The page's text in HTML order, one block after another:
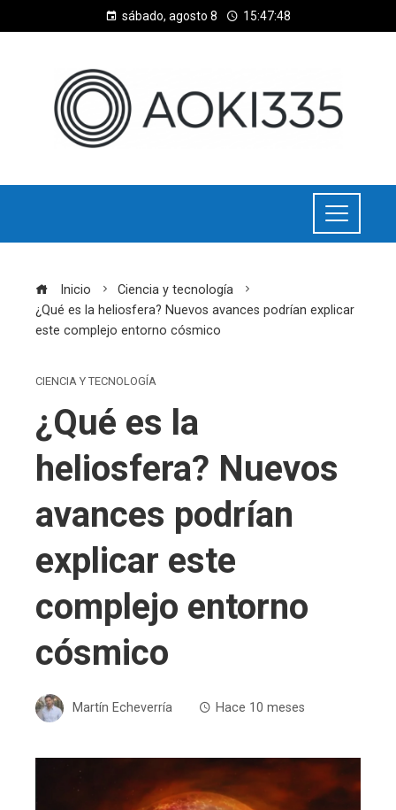
sábado, agosto 8 15:47:48
Inicio
Ciencia y tecnología
¿Qué es la heliosfera? Nuevos avances podrían explicar
este complejo entorno cósmico
CIENCIA Y TECNOLOGÍA
¿Qué es la
heliosfera? Nuevos
avances podrían
explicar este
complejo entorno
cósmico
Martín Echeverría Hace 10 meses